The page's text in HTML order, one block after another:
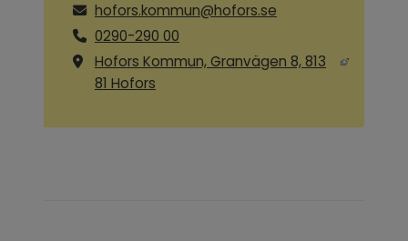
hofors.kommun@hofors.se
0290-290 00
Hofors Kommun, Granvägen 8, 813
81 Hofors